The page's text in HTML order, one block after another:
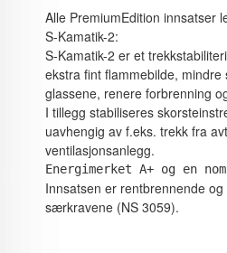
Alle PremiumEdition innsatser
S-Kamatik-2:
S-Kamatik-2 er et
ekstra fint flammebilde, mindre
glassene, renere forbrenning
I tillegg stabiliseres
uavhengig av f.eks. trekk fra
ventilasjonsanlegg.
Energimerket A+ og en
Innsatsen er rentbrennende
særkravene (NS 3059).